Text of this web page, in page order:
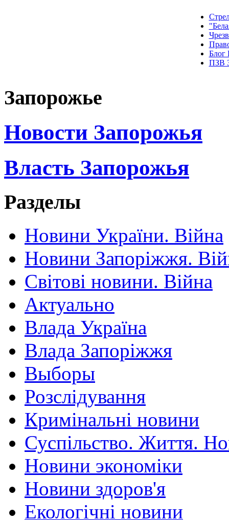
Блог
ПЗВ
Запорожье
Новости Запорожья
Власть Запорожья
Разделы
Новини України. Війна
Новини Запоріжжя.
Світові новини. Війна
Актуально
Влада Україна
Влада Запоріжжя
Выборы
Розслідування
Кримінальні новини
Суспільство. Життя.
Новини экономіки
Новини здоров'я
Екологічні новини